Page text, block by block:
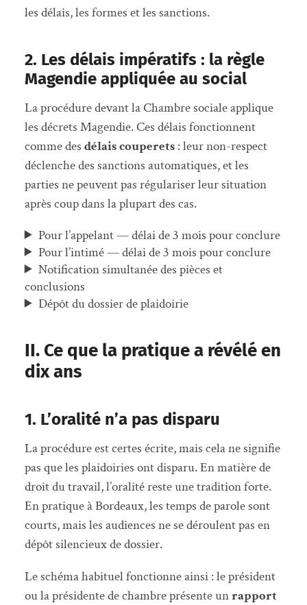
les délais, les formes et les sanctions.
2. Les délais impératifs : la règle
Magendie appliquée au social
La procédure devant la Chambre sociale applique
les décrets Magendie. Ces délais fonctionnent
comme des délais couperets: leur non-respect
déclenche des sanctions automatiques, et les
parties ne peuvent pas régulariser leur situation
après coup dans la plupart des cas.
Pour l’appelant — délai de 3 mois pour conclure
Pour l’intimé — délai de 3 mois pour conclure
Notification simultanée des pièces et
conclusions
Dépôt du dossier de plaidoirie
II. Ce que la pratique a révélé en
dix ans
1. L’oralité n’a pas disparu
La procédure est certes écrite, mais cela ne signifie
pas que les plaidoiries ont disparu. En matière de
droit du travail, l’oralité reste une tradition forte.
En pratique à Bordeaux, les temps de parole sont
courts, mais les audiences ne se déroulent pas en
dépôt silencieux de dossier.
Le schéma habituel fonctionne ainsi : le président
ou la présidente de chambre présente unrapport